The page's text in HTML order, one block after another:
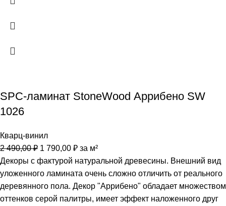
SPC-ламинат StoneWood Аррибено SW
1026
Кварц-винил
2 490,00₽ 1 790,00 ₽ за м²
Декоры с фактурой натуральной древесины. Внешний вид
уложенного ламината очень сложно отличить от реального
деревянного пола. Декор "Аррибено" обладает множеством
оттенков серой палитры, имеет эффект наложенного друг